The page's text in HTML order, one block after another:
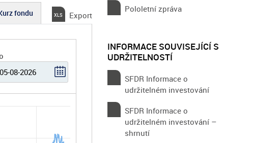
fondu Export
Pololetní zpráva
INFORMACE SOUVISEJÍCÍ S
UDRŽITELNOSTÍ
SFDR Informace o
udržitelném investování
SFDR Informace o
udržitelném investování –
shrnutí